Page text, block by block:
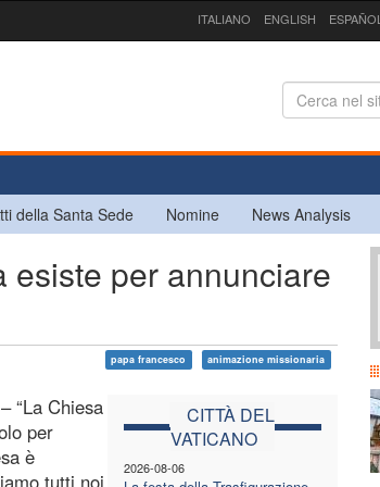
ITALIANO ENGLISH ESPAÑOL
della Santa Sede Nomine News Analysis
esiste per annunciare
papa francesco animazione missionaria
CITTÀ DEL
VATICANO
2026-08-06
“La Chiesa
per
è
tutti noi